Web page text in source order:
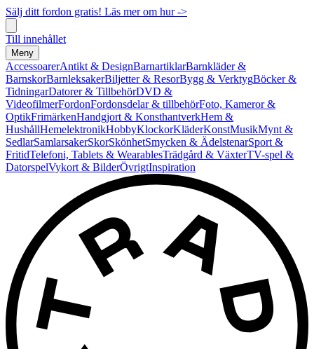
Sälj ditt fordon gratis! Läs mer om hur ->
Till innehållet
Meny
AccessoarerAntikt & DesignBarnartiklarBarnkläder &
BarnskorBarnleksakerBiljetter & ResorBygg & VerktygBöcker &
TidningarDatorer & TillbehörDVD &
VideofilmerFordonFordonsdelar & tillbehörFoto, Kameror &
OptikFrimärkenHandgjort & KonsthantverkHem &
HushållHemelektronikHobbyKlockorKläderKonstMusikMynt &
SedlarSamlarsakerSkorSkönhetSmycken & ÄdelstenarSport &
FritidTelefoni, Tablets & WearablesTrädgård & VäxterTV-spel &
DatorspelVykort & BilderÖvrigtInspiration